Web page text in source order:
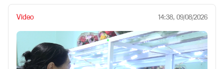
Video 14:38, 09/08/2026